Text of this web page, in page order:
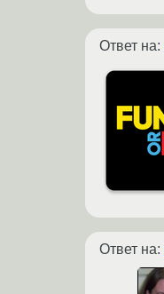
Ответ на:
Ответ на: